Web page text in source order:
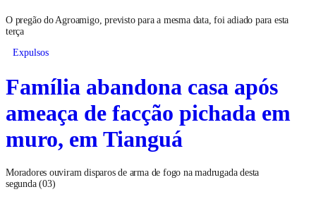
O pregão do Agroamigo, previsto para a mesma data, foi adiado para esta
terça
Expulsos
Família abandona casa após
ameaça de facção pichada em
muro, em Tianguá
Moradores ouviram disparos de arma de fogo na madrugada desta
segunda (03)